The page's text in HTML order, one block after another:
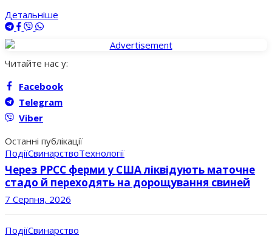
Детальніше
Читайте нас у:
Facebook
Telegram
Viber
Останні публікації
ПодіїСвинарствоТехнології
Через РРСС ферми у США ліквідують маточне
стадо й переходять на дорощування свиней
7 Серпня, 2026
ПодіїСвинарство